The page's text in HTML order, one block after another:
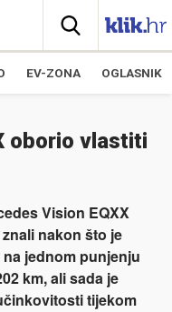
EV-ZONA OGLASNIK
oborio vlastiti
Vision EQXX
nakon što je
jednom punjenju
km, ali sada je
tijekom